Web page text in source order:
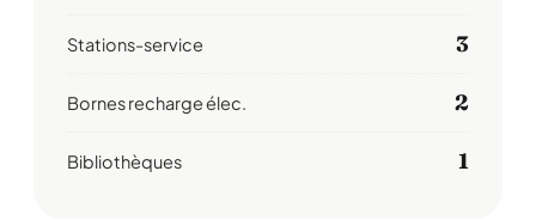
Stations-service 3
Bornes recharge élec. 2
Bibliothèques 1